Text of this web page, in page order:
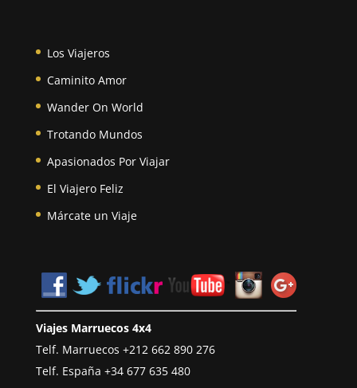
Los Viajeros
Caminito Amor
Wander On World
Trotando Mundos
Apasionados Por Viajar
El Viajero Feliz
Márcate un Viaje
Viajes Marruecos 4x4
Telf. Marruecos +212 662 890 276
Telf. España +34 677 635 480